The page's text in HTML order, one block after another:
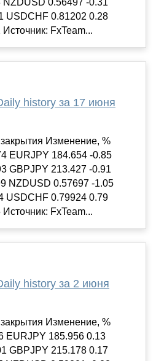
USDCHF 0.81202 0.28
FxTeam...
history за 17 июня
Изменение, %
EURJPY 184.654 -0.85
GBPJPY 213.427 -0.91
NZDUSD 0.57697 -1.05
USDCHF 0.79924 0.79
FxTeam...
history за 2 июня
Изменение, %
EURJPY 185.956 0.13
GBPJPY 215.178 0.17